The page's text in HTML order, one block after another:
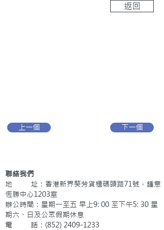
返回
上一個 下一個
聯絡我們
地 址：香港新界葵芳貨櫃碼頭路71號，鍾意
恆勝中心1203室
辦公時間：星期一至五 早上9: 00 至下午5: 30 星
期六、日及公眾假期休息
電 話：(852) 2409-1233